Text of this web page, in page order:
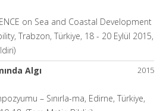
on Sea and Coastal Development
Trabzon, Türkiye, 18 - 20 Eylül 2015,
2015
Algı
– Sınırla-ma, Edirne, Türkiye,